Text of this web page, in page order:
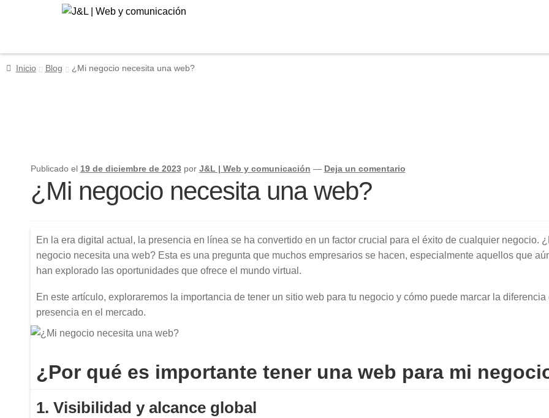
navegación
Inicio Blog ¿Mi negocio necesita una web?
Publicado el 19 de diciembre de 2023 por J&L | Web y comunicación — Deja un comentario
¿Mi negocio necesita una web?
En la era digital actual, la presencia en línea se ha convertido en un factor crucial para el éxito de cualquier negocio.
negocio necesita una web? Esta es una pregunta que muchos empresarios se hacen, especialmente aquellos que
han explorado las oportunidades que ofrece el mundo virtual.
En este artículo, exploraremos la importancia de tener un sitio web para tu negocio y cómo puede marcar la diferencia
presencia en el mercado.
¿Por qué es importante tener una web para mi
1. Visibilidad y alcance global